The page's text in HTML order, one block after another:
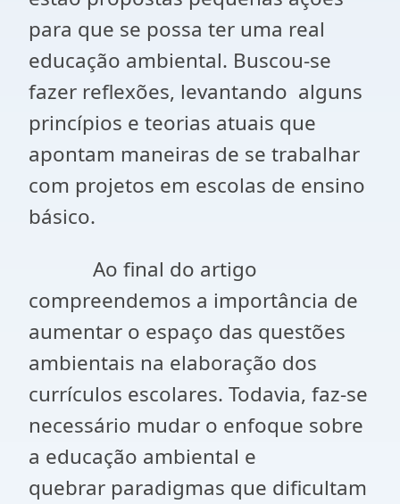
para que se possa ter uma real
educação ambiental. Buscou-se
fazer reflexões, levantando alguns
princípios e teorias atuais que
apontam maneiras de se trabalhar
com projetos em escolas de ensino
básico.
Ao final do artigo
compreendemos a importância de
aumentar o espaço das questões
ambientais na elaboração dos
currículos escolares. Todavia, faz-se
necessário mudar o enfoque sobre
a educação ambiental e
quebrar paradigmas que dificultam